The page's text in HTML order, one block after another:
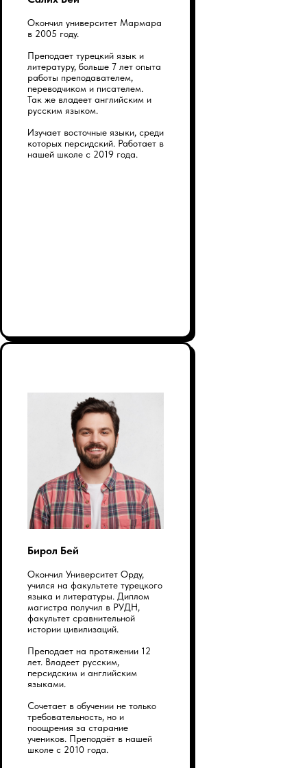
Окончил университет Мармара
в 2005 году.
Преподает турецкий язык и
литературу, больше 7 лет опыта
работы преподавателем,
переводчиком и писателем.
Так же владеет английским и
русским языком.
Изучает восточные языки, среди
которых персидский. Работает в
нашей школе с 2019 года.
Окончил Университет Орду,
учился на факультете турецкого
языка и литературы. Диплом
магистра получил в РУДН,
факультет сравнительной
истории цивилизаций.
Преподает на протяжении 12
лет. Владеет русским,
персидским и английским
языками.
Сочетает в обучении не только
требовательность, но и
поощрения за старание
учеников. Преподаёт в нашей
школе с 2010 года.
Бирол Бей
Что говорят наши ученики?